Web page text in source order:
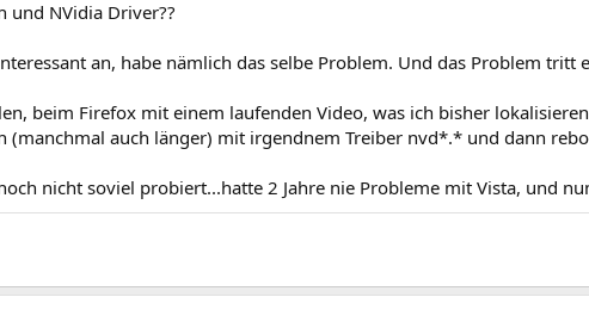
und NVidia Driver??
an, habe nämlich das selbe Problem. Und das Problem tritt
beim Firefox mit einem laufenden Video, was ich bisher
(manchmal auch länger) mit irgendnem Treiber nvd*.* und dann
nicht soviel probiert...hatte 2 Jahre nie Probleme mit Vista, und